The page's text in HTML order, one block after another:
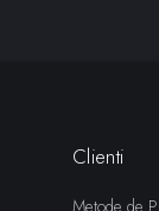
Clienti
Metode de